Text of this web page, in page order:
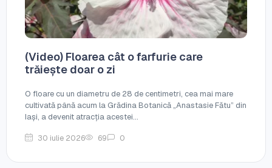
(Video) Floarea cât o farfurie care
trăiește doar o zi
O floare cu un diametru de 28 de centimetri, cea mai mare
cultivată până acum la Grădina Botanică „Anastasie Fătu” din
Iași, a devenit atracția acestei...
30 iulie 2026 69 0